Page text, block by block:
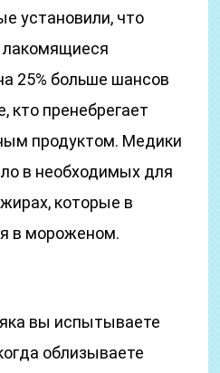
установили, что
25% больше шансов
кто пренебрегает
продуктом. Медики
в необходимых для
которые в
в мороженом.
вы испытываете
облизываете